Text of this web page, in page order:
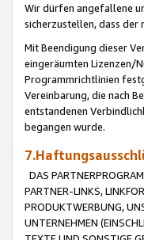
Wir dürfen angefallene
sicherzustellen, dass der
Mit Beendigung dieser
eingeräumten Lizenzen/
Programmrichtlinien
Vereinbarung, die nach
entstandenen
begangen wurde.
DAS
PARTNER-LINKS,
PRODUKTWERBUNG,
UNTERNEHMEN